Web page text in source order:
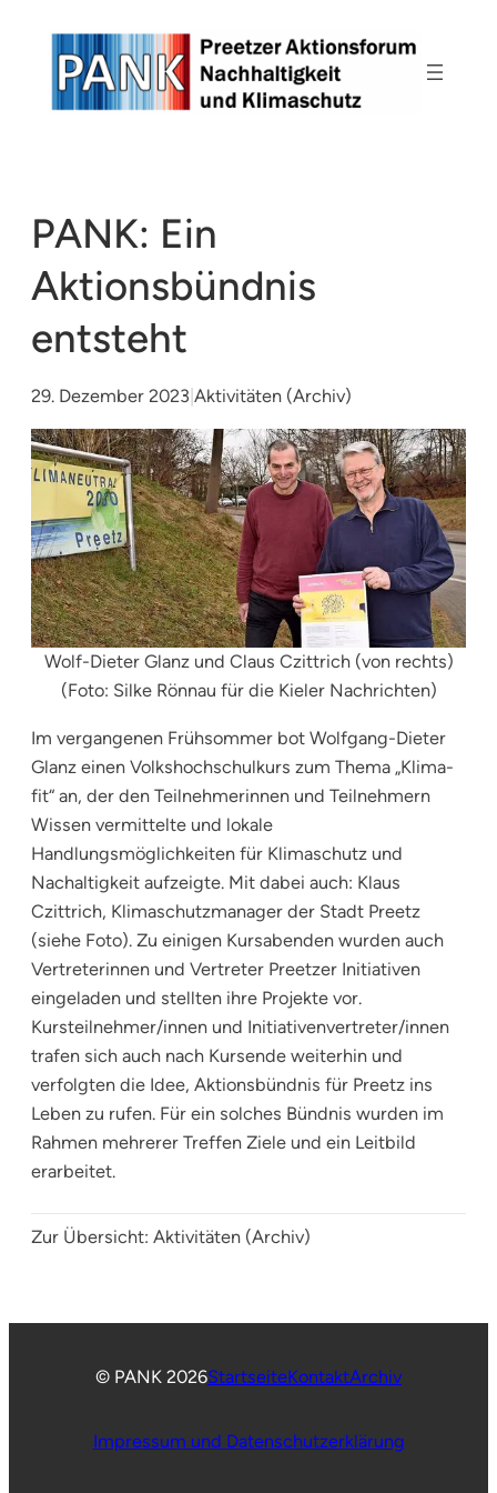
springen
PANK: Ein
Aktionsbündnis
entsteht
29. Dezember 2023 Aktivitäten (Archiv)
Wolf-Dieter Glanz und Claus Czittrich (von rechts)
(Foto: Silke Rönnau für die Kieler Nachrichten)
Im vergangenen Frühsommer bot Wolfgang-Dieter
Glanz einen Volkshochschulkurs zum Thema „Klima-
fit“ an, der den Teilnehmerinnen und Teilnehmern
Wissen vermittelte und lokale
Handlungsmöglichkeiten für Klimaschutz und
Nachaltigkeit aufzeigte. Mit dabei auch: Klaus
Czittrich, Klimaschutzmanager der Stadt Preetz
(siehe Foto). Zu einigen Kursabenden wurden auch
Vertreterinnen und Vertreter Preetzer Initiativen
eingeladen und stellten ihre Projekte vor.
Kursteilnehmer/innen und Initiativenvertreter/innen
trafen sich auch nach Kursende weiterhin und
verfolgten die Idee, Aktionsbündnis für Preetz ins
Leben zu rufen. Für ein solches Bündnis wurden im
Rahmen mehrerer Treffen Ziele und ein Leitbild
erarbeitet.
Zur Übersicht: Aktivitäten (Archiv)
© PANK 2026StartseiteKontaktArchiv
Impressum und Datenschutzerklärung